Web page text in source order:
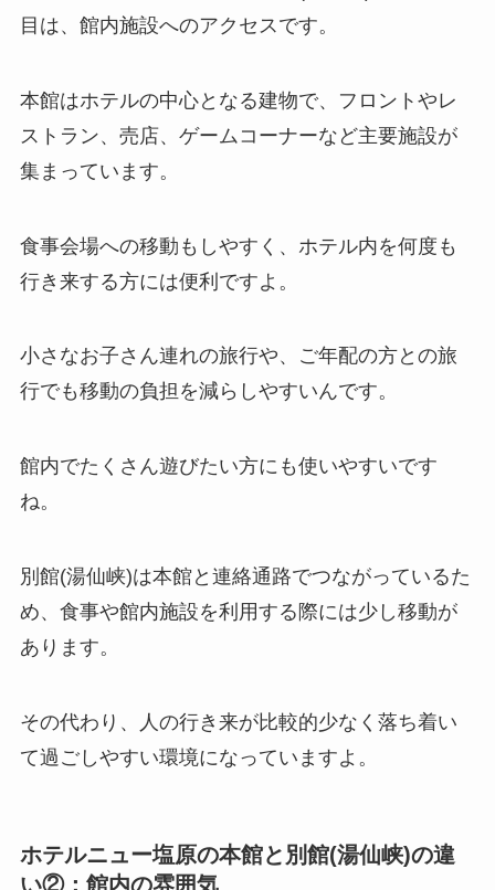
目は、館内施設へのアクセスです。
本館はホテルの中心となる建物で、フロントやレ
ストラン、売店、ゲームコーナーなど主要施設が
集まっています。
食事会場への移動もしやすく、ホテル内を何度も
行き来する方には便利ですよ。
小さなお子さん連れの旅行や、ご年配の方との旅
行でも移動の負担を減らしやすいんです。
館内でたくさん遊びたい方にも使いやすいです
ね。
別館(湯仙峡)は本館と連絡通路でつながっているた
め、食事や館内施設を利用する際には少し移動が
あります。
その代わり、人の行き来が比較的少なく落ち着い
て過ごしやすい環境になっていますよ。
ホテルニュー塩原の本館と別館(湯仙峡)の違
い②：館内の雰囲気